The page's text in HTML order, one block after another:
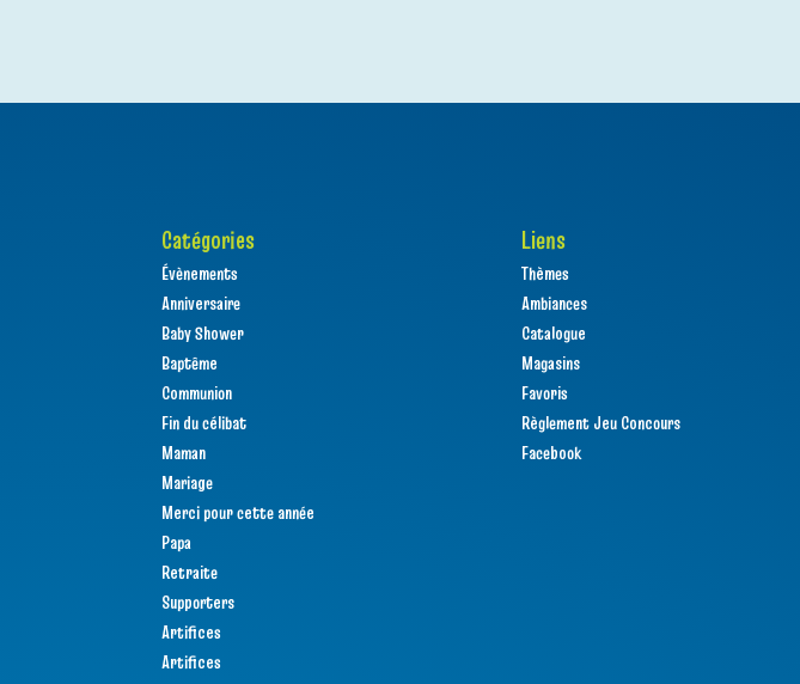
Catégories
Évènements
Anniversaire
Baby Shower
Baptême
Communion
Fin du célibat
Maman
Mariage
Merci pour cette année
Papa
Retraite
Supporters
Artifices
Artifices
Liens
Thèmes
Ambiances
Catalogue
Magasins
Favoris
Règlement Jeu Concours
Facebook